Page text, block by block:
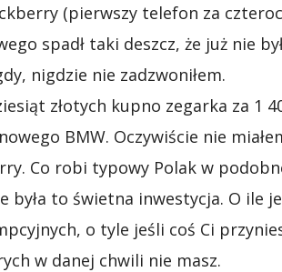
(pierwszy telefon za
spadł taki deszcz, że już nie
nigdzie nie zadzwoniłem.
złotych kupno zegarka za 1
BMW. Oczywiście nie
Co robi typowy Polak w
była to świetna inwestycja. O ile
o tyle jeśli coś Ci
w danej chwili nie masz.